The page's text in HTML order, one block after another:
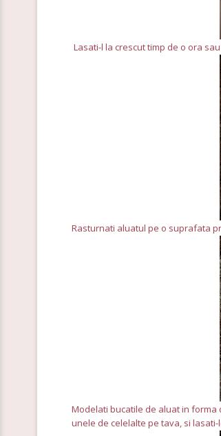
Lasati-l la crescut timp de o ora
Rasturnati aluatul pe o suprafata
Modelati bucatile de aluat in
unele de celelalte pe tava, si lasati-